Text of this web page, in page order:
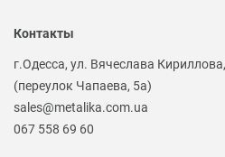
Контакты
г.Одесса, ул. Вячеслава
(переулок Чапаева, 5а)
sales@metalika.com.ua
067 558 69 60